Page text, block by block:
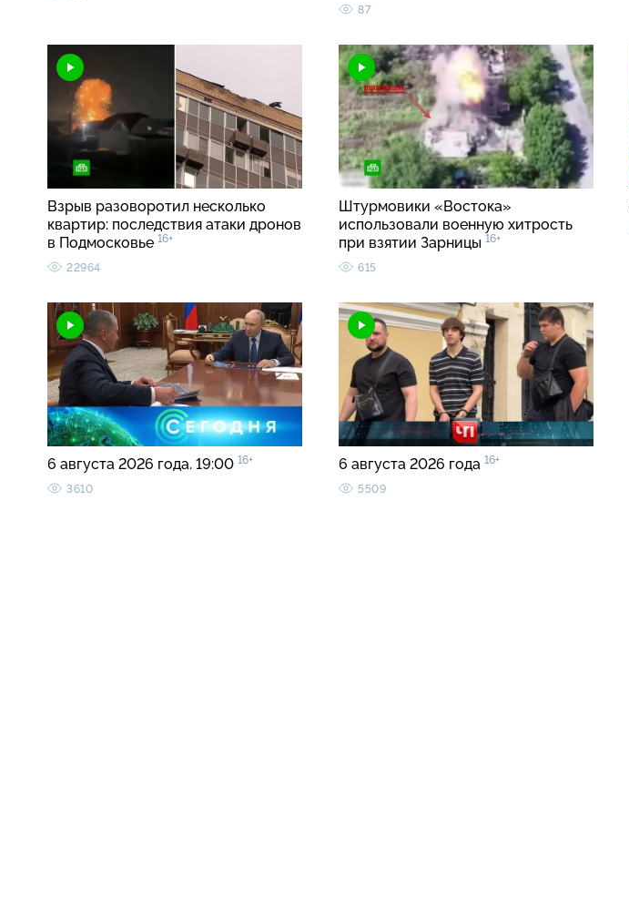
87
Взрыв разоворотил несколько
квартир: последствия атаки дронов
в Подмосковье 16+
22964
Штурмовики «Востока»
использовали военную хитрость
при взятии Зарницы 16+
615
6 августа 2026 года. 19:00 16+
3610
6 августа 2026 года 16+
5509